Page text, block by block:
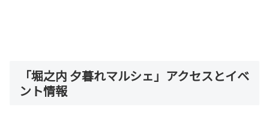
「堀之内 夕暮れマルシェ」アクセスとイベ
ント情報